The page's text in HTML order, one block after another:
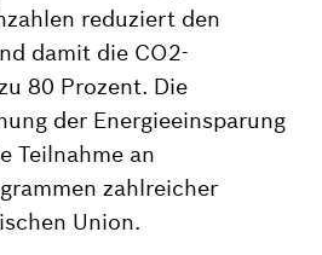
reduziert den
damit die CO2-
80 Prozent. Die
der Energieeinsparung
Teilnahme an
zahlreicher
Union.